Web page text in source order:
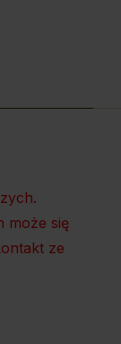
może się
ze